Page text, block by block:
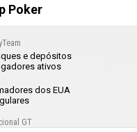
Poker
e depósitos
ativos
dos EUA
GT